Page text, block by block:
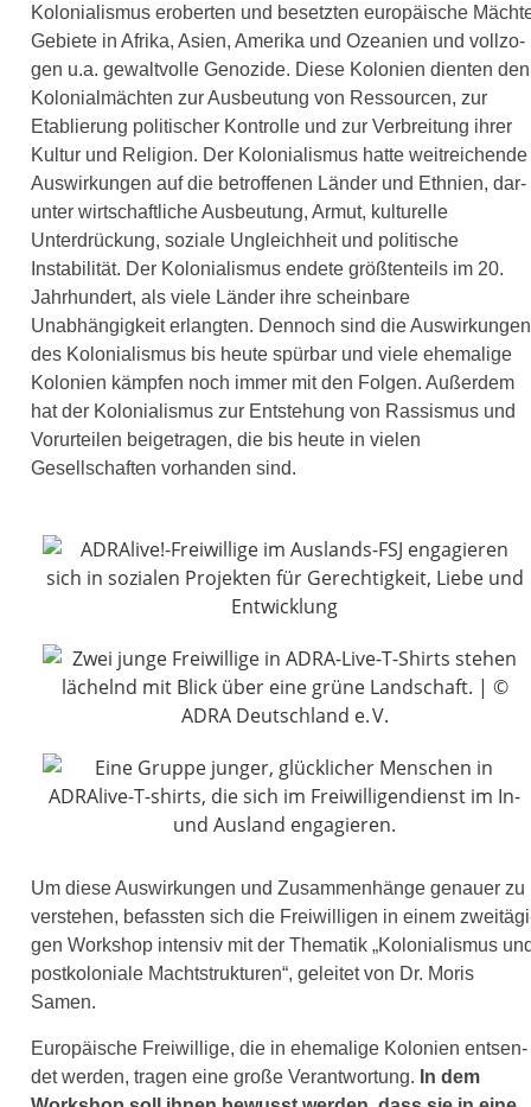
Kolonialismus erober­ten und besetz­ten euro­päi­sche
Gebiete in Afrika, Asien, Amerika und Ozeanien und voll­zo­
gen u.a. gewalt­vol­le Genozide. Diese Kolonien dien­ten den
Kolonialmächten zur Ausbeutung von Ressourcen, zur
Etablierung poli­ti­scher Kontrolle und zur Verbreitung ihrer
Kultur und Religion. Der Kolonialismus hat­te weit­rei­chen­de
Auswirkungen auf die betrof­fe­nen Länder und Ethnien, dar­
un­ter wirt­schaft­li­che Ausbeutung, Armut, kul­tu­rel­le
Unterdrückung, sozia­le Ungleichheit und poli­ti­sche
Instabilität. Der Kolonialismus ende­te größ­ten­teils im 20.
Jahrhundert, als vie­le Länder ihre schein­ba­re
Unabhängigkeit erlang­ten. Dennoch sind die Auswirkungen
des Kolonialismus bis heu­te spür­bar und vie­le ehe­ma­li­ge
Kolonien kämp­fen noch immer mit den Folgen. Außerdem
hat der Kolonialismus zur Entstehung von Rassismus und
Vorurteilen bei­getra­gen, die bis heu­te in vie­len
Gesellschaften vor­han­den sind.
Um die­se Auswirkungen und Zusammenhänge genau­er zu
ver­ste­hen, befass­ten sich die Freiwilligen in einem
gen Workshop inten­siv mit der Thematik „Kolonialismus
post­ko­lo­nia­le Machtstrukturen“, gelei­tet von Dr. Moris
Samen.
Europäische Freiwillige, die in ehe­ma­li­ge Kolonien ent­sen­
det wer­den, tra­gen eine gro­ße Verantwortung. In dem